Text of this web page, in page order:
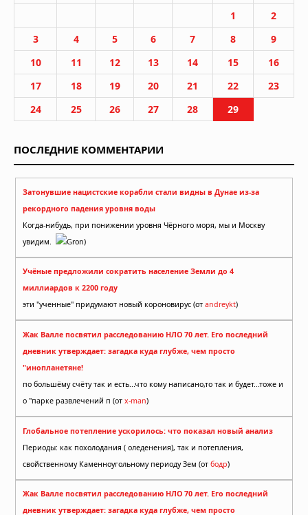
1
2
3
4 5 6 7 8
9
10
11 12 13 14 15
16
17
18 19 20 21 22
23
24
25 26 27 28 29
ПОСЛЕДНИЕ КОММЕНТАРИИ
Затонувшие нацистские корабли стали видны в Дунае из-за
рекордного падения уровня воды
Когда-нибудь, при понижении уровня Чёрного моря, мы и Москву
увидим.
Gron)
Учёные предложили сократить население Земли до 4
миллиардов к 2200 году
эти "ученные" придумают новый короновирус (от andreykt)
Жак Валле посвятил расследованию НЛО 70 лет. Его последний
дневник утверждает: загадка куда глубже, чем просто
"инопланетяне!
по большёму счёту так и есть...что кому написано,то так и будет...тоже и
о "парке развлечений п (от x-man)
Глобальное потепление ускорилось: что показал новый анализ
Периоды: как похолодания ( оледенения), так и потепления,
свойственному Каменноугольному периоду Зем (от бодр)
Жак Валле посвятил расследованию НЛО 70 лет. Его последний
дневник утверждает: загадка куда глубже, чем просто